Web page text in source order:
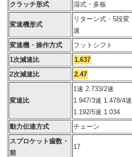
クラッチ形式 湿式・多板
変速機形式
リターン式・5段変
速
変速機・操作方式 フットシフト
1次減速比
1.637
2次減速比
2.47
変速比
1速 2.733/2速
1.947/3速 1.478/4速
1.192/5速 1.034
動力伝達方式
チェーン
スプロケット歯数・
前
17